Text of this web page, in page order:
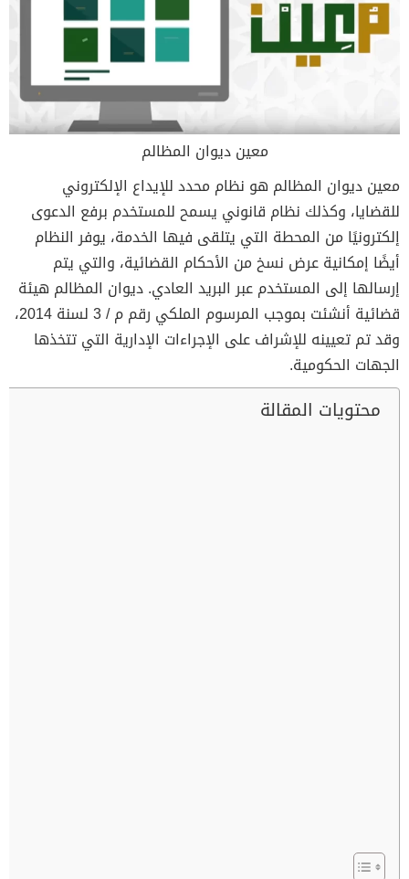
معين ديوان المظالم
معين ديوان المظالم هو نظام محدد للإيداع الإلكتروني
للقضايا، وكذلك نظام قانوني يسمح للمستخدم برفع الدعوى
إلكترونيًا من المحطة التي يتلقى فيها الخدمة، يوفر النظام
أيضًا إمكانية عرض نسخ من الأحكام القضائية، والتي يتم
إرسالها إلى المستخدم عبر البريد العادي. ديوان المظالم هيئة
قضائية أنشئت بموجب المرسوم الملكي رقم م / 3 لسنة 2014،
وقد تم تعيينه للإشراف على الإجراءات الإدارية التي تتخذها
الجهات الحكومية.
محتويات المقالة